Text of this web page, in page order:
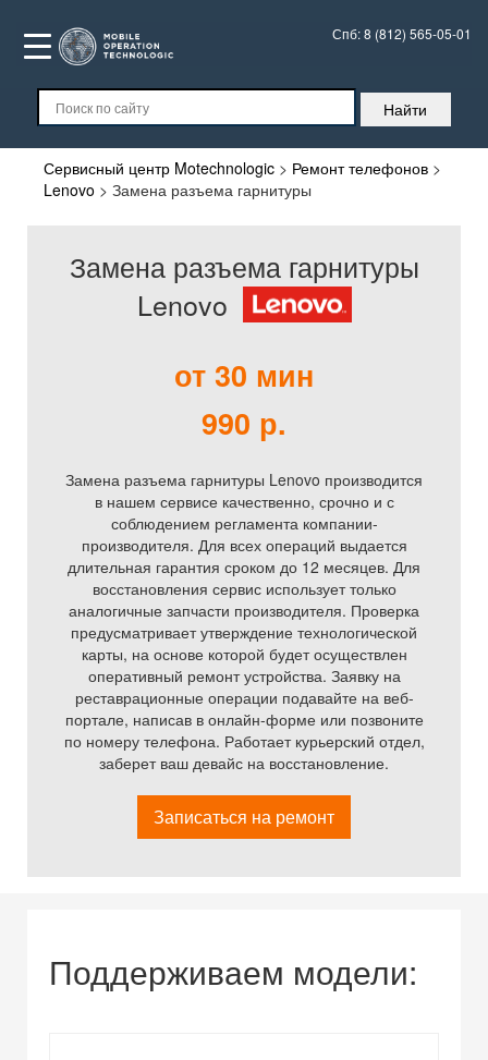
Спб:8 (812) 565-05-01
Сервисный центр Motechnologic > Ремонт телефонов >
Lenovo > Замена разъема гарнитуры
Замена разъема гарнитуры
Lenovo
от 30 мин
990 р.
Замена разъема гарнитуры Lenovo производится
в нашем сервисе качественно, срочно и с
соблюдением регламента компании-
производителя. Для всех операций выдается
длительная гарантия сроком до 12 месяцев. Для
восстановления сервис использует только
аналогичные запчасти производителя. Проверка
предусматривает утверждение технологической
карты, на основе которой будет осуществлен
оперативный ремонт устройства. Заявку на
реставрационные операции подавайте на веб-
портале, написав в онлайн-форме или позвоните
по номеру телефона. Работает курьерский отдел,
заберет ваш девайс на восстановление.
Записаться на ремонт
Поддерживаем модели: